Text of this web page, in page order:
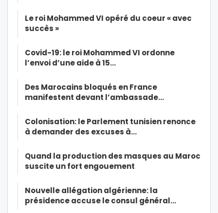
Le roi Mohammed VI opéré du coeur « avec
succès »
Covid-19: le roi Mohammed VI ordonne
l’envoi d’une aide à 15…
Des Marocains bloqués en France
manifestent devant l’ambassade…
Colonisation: le Parlement tunisien renonce
à demander des excuses à…
Quand la production des masques au Maroc
suscite un fort engouement
Nouvelle allégation algérienne: la
présidence accuse le consul général…